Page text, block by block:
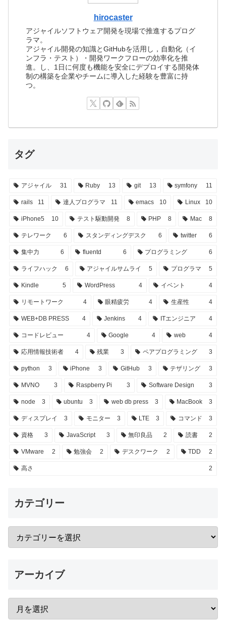
hirocaster
アジャイルソフトウェア開発を現場で推進するプログ
ラマ。
アジャイル開発の知識とGitHubを活用し，自動化（イ
ンフラ・テスト）・開発ワークフローの効率化を推
進。し、1日に何度も機能を安全にデプロイする開発体
制の構築を企業やチームに導入した経験を豊富に持
つ。
タグ
アジャイル 31 Ruby 13 git 13 symfony 11
rails 11 達人プログラマ 11 emacs 10 Linux 10
iPhone5 10 テスト駆動開発 8 PHP 8 Mac 8
テレワーク 6 スタンディングデスク 6 twitter 6
集中力 6 fluentd 6 プログラミング 6
ライフハック 6 アジャイルサムライ 5 プログラマ 5
Kindle 5 WordPress 4 イベント 4
リモートワーク 4 眼精疲労 4 生産性 4
WEB+DB PRESS 4 Jenkins 4 ITエンジニア 4
コードレビュー 4 Google 4 web 4
応用情報技術者 4 残業 3 ペアプログラミング 3
python 3 iPhone 3 GitHub 3 テザリング 3
MVNO 3 Raspberry Pi 3 Software Design 3
node 3 ubuntu 3 web db press 3 MacBook 3
ディスプレイ 3 モニター 3 LTE 3 コマンド 3
資格 3 JavaScript 3 無印良品 2 読書 2
VMware 2 勉強会 2 デスクワーク 2 TDD 2
高さ 2
カテゴリー
アーカイブ